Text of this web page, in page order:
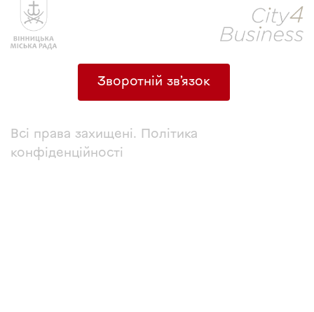
Зворотній зв’язок
Всі права захищені. Політика
конфіденційності